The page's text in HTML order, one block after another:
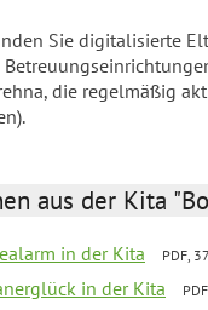
Sie digitalisierte
die regelmäßig
aus der Kita
in der Kita PDF,
in der Kita